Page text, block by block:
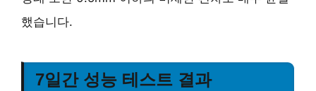
했습니다.
7일간 성능 테스트 결과